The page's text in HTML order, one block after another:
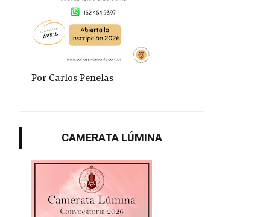
Más Sacheri
Por Carlos Penelas
CAMERATA LÚMINA